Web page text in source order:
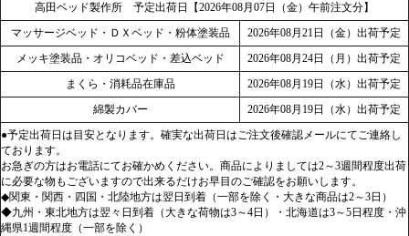
高田ベッド製作所 予定出荷日【2026年08月07日（金）午前注文分】
マッサージベッド・ＤＸベッド・粉体塗装品
2026年08月21日（金）出荷予定
メッキ塗装品・オリコベッド・差込ベッド
2026年08月24日（月）出荷予定
まくら・消耗品在庫品
2026年08月19日（水）出荷予定
綿製カバー
2026年08月19日（水）出荷予定
●予定出荷日は目安となります。確実な出荷日はご注文後確認メールにてご連絡し
ております。
お急ぎの方はお電話にてお確かめください。商品によりましては2～3週間程度出荷
に必要な物もございますので出来るだけお早目のご確認をお願いします。
◆関東・関西・四国・北陸地方は翌日到着（一部を除く・大きな商品は2～3日）
◆九州・東北地方は翌々日到着（大きな荷物は3～4日）・北海道は3～5日程度・沖
縄県1週間程度（一部を除く）